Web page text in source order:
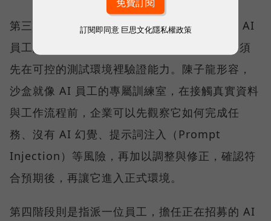
第三階段是進入沙盒（Sandbox）環境測試，AI
員工開發完成後，不能直接進入正式環境，必須
先在可控的測試環境裡驗證能力。陳子龍形容，
沙盒就像 AI 員工的專屬訓練室，在接觸真實資料
與工作流程前，企業可以先觀察它如何完成任
務、沒有 AI 幻覺、提示詞注入（Prompt
Injection）等風險，再加以調整與修正，確認符
合預期後，再讓它進入正式環境。
第四階段則是指派一位員工，擔任正在招募的 AI
訂閱即同意 巨思文化隱私權政策